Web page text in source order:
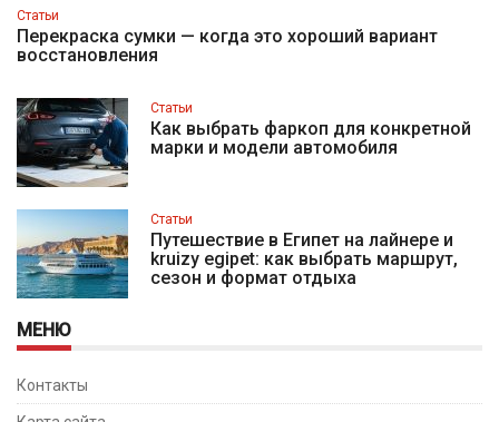
Статьи
Перекраска сумки — когда это хороший вариант
восстановления
Статьи
Как выбрать фаркоп для конкретной
марки и модели автомобиля
Статьи
Путешествие в Египет на лайнере и
kruizy egipet: как выбрать маршрут,
сезон и формат отдыха
МЕНЮ
Контакты